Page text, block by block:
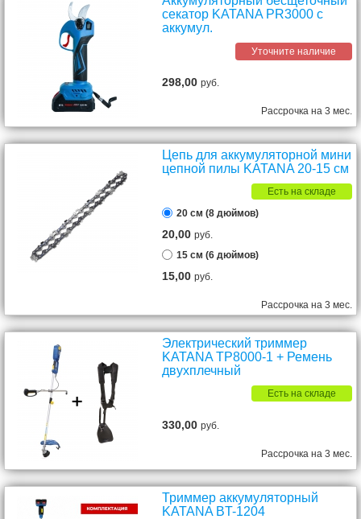
секатор KATANA PR3000 с
аккумул.
Уточните наличие
298,00руб.
Рассрочка на 3 мес.
Цепь для аккумуляторной мини
цепной пилы KATANA 20-15 см
Есть на складе
20 см (8 дюймов)
20,00руб.
15 см (6 дюймов)
15,00руб.
Рассрочка на 3 мес.
Электрический триммер
KATANA TP8000-1 + Ремень
двухплечный
Есть на складе
330,00руб.
Рассрочка на 3 мес.
Триммер аккумуляторный
KATANA BT-1204